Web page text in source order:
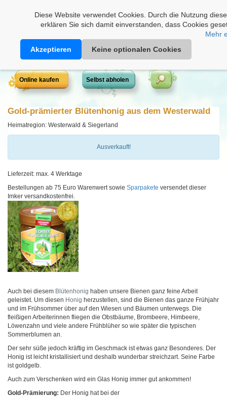
Diese Website verwendet Cookies. Durch die Nutzung
erklären Sie sich damit einverstanden, dass Cookies
Mehr
Akzeptieren
Keine optionalen Cookies
Online kaufen Selbst abholen
Gold-prämierter Blütenhonig aus dem Westerwald
Heimatregion: Westerwald & Siegerland
Ausverkauft!
Lieferzeit: max. 4 Werktage
Bestellungen ab 75 Euro Warenwert sowie Sparpakete versendet dieser
Imker versandkostenfrei.
Auch bei diesem Blütenhonig haben unsere Bienen ganz feine Arbeit
geleistet. Um diesen Honig herzustellen, sind die Bienen das ganze Frühjahr
und im Frühsommer über auf den Wiesen und Bäumen unterwegs. Die
fleißigen Arbeiterinnen fliegen die Obstbäume, Brombeere, Himbeere,
Löwenzahn und viele andere Frühblüher so wie später die typischen
Sommerblumen an.
Der sehr süße jedoch kräftig im Geschmack ist etwas ganz Besonderes. Der
Honig ist leicht kristallisiert und deshalb wunderbar streichzart. Seine Farbe
ist goldgelb.
Auch zum Verschenken wird ein Glas Honig immer gut ankommen!
Gold-Prämierung: Der Honig hat bei der